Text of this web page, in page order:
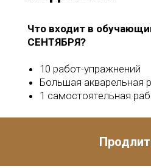
Что входит в
СЕНТЯБРЯ?
10 работ-упражнений
Большая акварельная
1 самостоятельная